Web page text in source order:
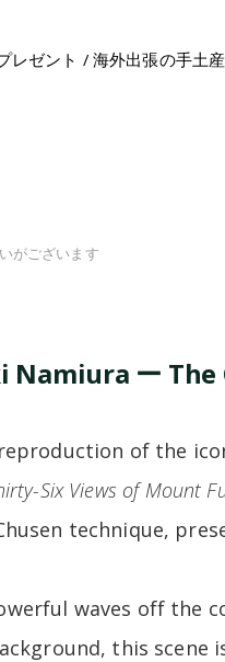
レゼント / 海外出張の手土産
がございます
Namiura ー
of the
Six Views of Mount
technique,
waves off the
this scene